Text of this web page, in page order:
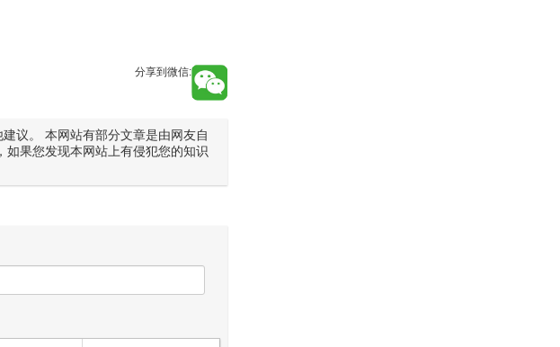
分享到微信:
议。 本网站有部分文章是由网友自
果您发现本网站上有侵犯您的知识